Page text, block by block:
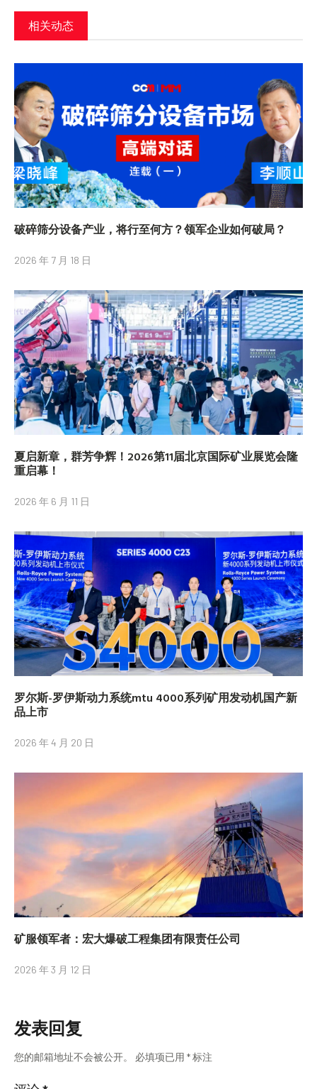
相关动态
破碎筛分设备产业，将行至何方？领军企业如何破局？
2026 年 7 月 18 日
夏启新章，群芳争辉！2026第11届北京国际矿业展览会隆
重启幕！
2026 年 6 月 11 日
罗尔斯-罗伊斯动力系统mtu 4000系列矿用发动机国产新
品上市
2026 年 4 月 20 日
矿服领军者：宏大爆破工程集团有限责任公司
2026 年 3 月 12 日
发表回复
您的邮箱地址不会被公开。 必填项已用 *标注